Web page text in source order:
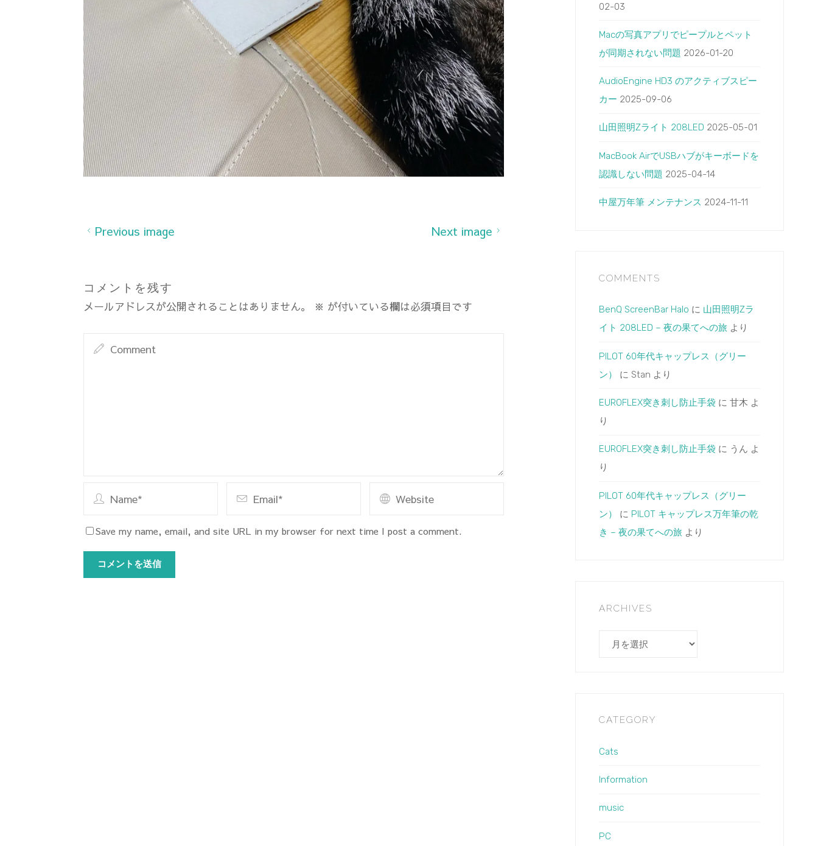
Previous image Next image
コメントを残す
メールアドレスが公開されることはありません。 ※ が付いている欄は必須項目です
Save my name, email, and site URL in my browser for next time I post a comment.
02-03
Macの写真アプリでピープルとペット
が同期されない問題 2026-01-20
AudioEngine HD3 のアクティブスピー
カー 2025-09-06
山田照明Zライト 208LED 2025-05-01
MacBook AirでUSBハブがキーボードを
認識しない問題 2025-04-14
中屋万年筆 メンテナンス 2024-11-11
COMMENTS
BenQ ScreenBar Halo に 山田照明Zラ
イト 208LED – 夜の果てへの旅 より
PILOT 60年代キャップレス（グリー
ン）
にStan より
EUROFLEX突き刺し防止手袋 に甘木 よ
り
EUROFLEX突き刺し防止手袋 に うん よ
り
PILOT 60年代キャップレス（グリー
ン）
に PILOT キャップレス万年筆の乾
き – 夜の果てへの旅 より
ARCHIVES
Archives
CATEGORY
Cats
Information
music
PC